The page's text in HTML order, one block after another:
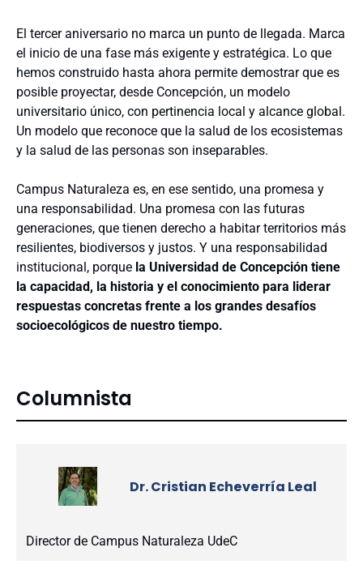
El tercer aniversario no marca un punto de llegada. Marca
el inicio de una fase más exigente y estratégica. Lo que
hemos construido hasta ahora permite demostrar que es
posible proyectar, desde Concepción, un modelo
universitario único, con pertinencia local y alcance global.
Un modelo que reconoce que la salud de los ecosistemas
y la salud de las personas son inseparables.
Campus Naturaleza es, en ese sentido, una promesa y
una responsabilidad. Una promesa con las futuras
generaciones, que tienen derecho a habitar territorios más
resilientes, biodiversos y justos. Y una responsabilidad
institucional, porque la Universidad de Concepción tiene
la capacidad, la historia y el conocimiento para liderar
respuestas concretas frente a los grandes desafíos
socioecológicos de nuestro tiempo.
Columnista
Dr. Cristian Echeverría Leal
Director de Campus Naturaleza UdeC